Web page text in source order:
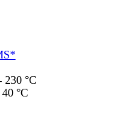
230 °C
°C